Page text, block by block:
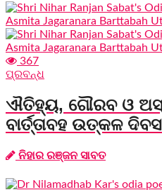
367
ପ୍ରବନ୍ଧ
ଐତିହ୍ୟ, ଗୌରବ ଓ
ବାର୍ତ୍ତାବହ ଉତ୍କଳ ଦିବସ
ନିହାର ରଞ୍ଜନ ସାବତ